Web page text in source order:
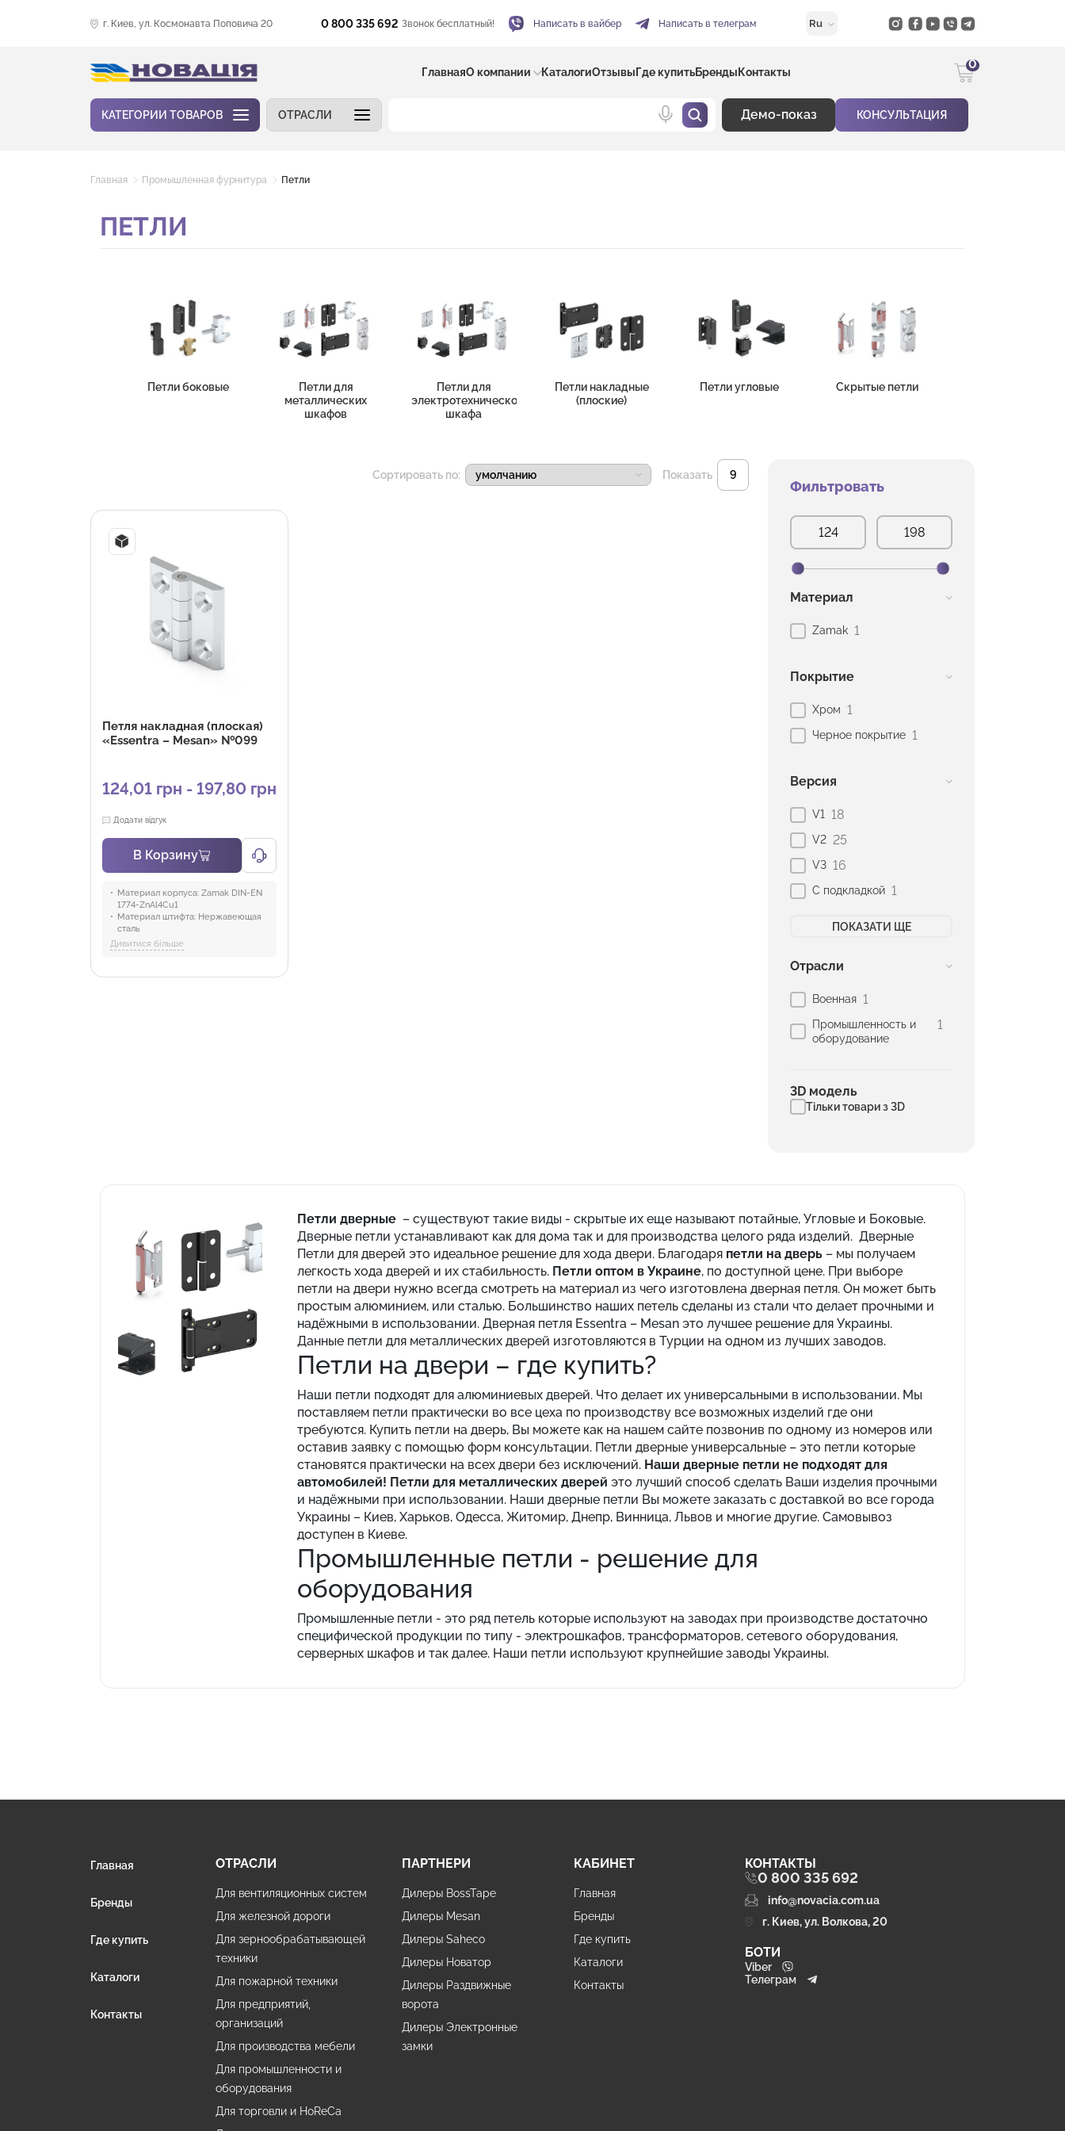
г. Киев, ул. Космонавта Поповича 20 0 800 335 692 Звонок бесплатный! Написать в вайбер Написать в телеграм Ru
ГлавнаяО компании КаталогиОтзывы Где купитьБренды Контакты
0
КАТЕГОРИИ ТОВАРОВ ОТРАСЛИ Демо-показ КОНСУЛЬТАЦИЯ
Главная Промышленная фурнитура Петли
ПЕТЛИ
Петли боковые
Петли для
металлических
шкафов
Петли для
электротехнического
шкафа
Петли накладные
(плоские)
Петли угловые Скрытые петли
Сортировать по: Показать
Петля накладная (плоская)
«Essentra – Mesan» №099
124,01 грн - 197,80 грн
Додати відгук
В Корзину
Материал корпуса: Zamak DIN-EN
1774-ZnAl4Cu1
Материал штифта: Нержавеющая
сталь
Отрасли: Военная,
Промышленность и оборудование
Покрытие:Хром, Черное покрытие
Дивитися більше
Фильтровать
Материал
Zamak 1
Покрытие
Хром 1
Черное покрытие 1
Версия
V1 18
V2 25
V3 16
С подкладкой 1
ПОКАЗАТИ ЩЕ
Отрасли
Военная 1
Промышленность и
оборудование
1
3D модель
Тільки товари з 3D
Петли дверные – существуют такие виды - скрытые их еще называют потайные, Угловые и Боковые.
Дверные петли устанавливают как для дома так и для производства целого ряда изделий. Дверные
Петли для дверей это идеальное решение для хода двери. Благодаря петли на дверь – мы получаем
легкость хода дверей и их стабильность. Петли оптом в Украине, по доступной цене. При выборе
петли на двери нужно всегда смотреть на материал из чего изготовлена дверная петля. Он может быть
простым алюминием, или сталью. Большинство наших петель сделаны из стали что делает прочными и
надёжными в использовании. Дверная петля Essentra – Mesan это лучшее решение для Украины.
Данные петли для металлических дверей изготовляются в Турции на одном из лучших заводов.
Петли на двери – где купить?
Наши петли подходят для алюминиевых дверей. Что делает их универсальными в использовании. Мы
поставляем петли практически во все цеха по производству все возможных изделий где они
требуются. Купить петли на дверь, Вы можете как на нашем сайте позвонив по одному из номеров или
оставив заявку с помощью форм консультации. Петли дверные универсальные – это петли которые
становятся практически на всех двери без исключений. Наши дверные петли не подходят для
автомобилей! Петли для металлических дверей это лучший способ сделать Ваши изделия прочными
и надёжными при использовании. Наши дверные петли Вы можете заказать с доставкой во все города
Украины – Киев, Харьков, Одесса, Житомир, Днепр, Винница, Львов и многие другие. Самовывоз
доступен в Киеве.
Промышленные петли - решение для
оборудования
Промышленные петли - это ряд петель которые используют на заводах при производстве достаточно
специфической продукции по типу - электрошкафов, трансформаторов, сетевого оборудования,
серверных шкафов и так далее. Наши петли используют крупнейшие заводы Украины.
Главная
Бренды
Где купить
Каталоги
Контакты
ОТРАСЛИ
Для вентиляционных систем
Для железной дороги
Для зернообрабатывающей
техники
Для пожарной техники
Для предприятий,
организаций
Для производства мебели
Для промышленности и
оборудования
Для торговли и HoReCa
ПАРТНЕРИ
Дилеры BossTape
Дилеры Mesan
Дилеры Saheco
Дилеры Новатор
Дилеры Раздвижные
ворота
Дилеры Электронные
замки
КАБИНЕТ
Главная
Бренды
Где купить
Каталоги
Контакты
КОНТАКТЫ
0 800 335 692
info@novacia.com.ua
г. Киев, ул. Волкова, 20
БОТИ
Viber
Телеграм